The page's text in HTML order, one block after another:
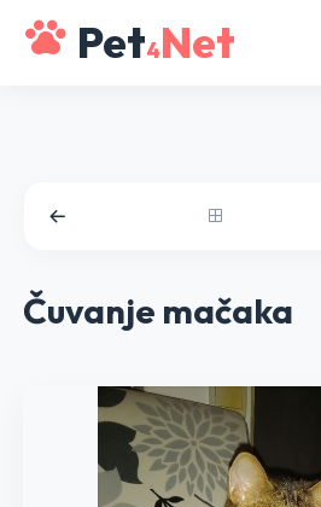
Pet4Net
Čuvanje mačaka